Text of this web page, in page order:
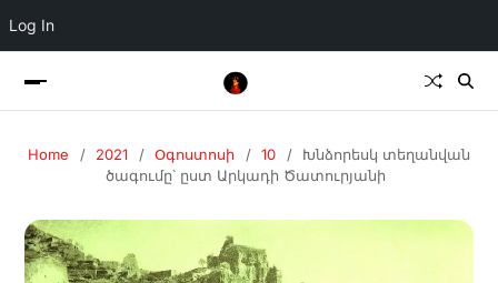
Log In
Home 2021 Օգոստոսի 10
Խնձորեսկ տեղանվան
ծագումը՝ ըստ Արկադի Ծատուրյանի